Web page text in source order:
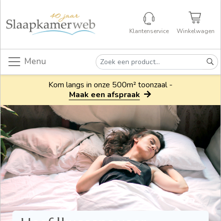
Klantenservice Winkelwagen
Menu
Kom langs in onze 500m² toonzaal -
Maak een afspraak